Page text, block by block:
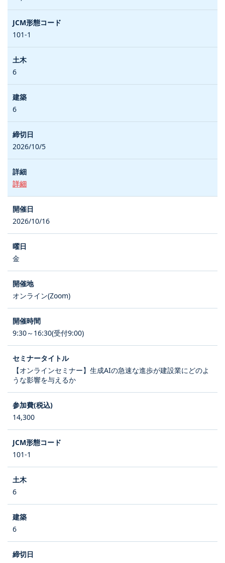
101-1
6
6
2026/10/5
詳細
2026/10/16
金
オンライン(Zoom)
9:30～16:30(受付9:00)
【オンラインセミナー】生成AIの急速な進歩が建設業にどのよ
うな影響を与えるか
14,300
101-1
6
6